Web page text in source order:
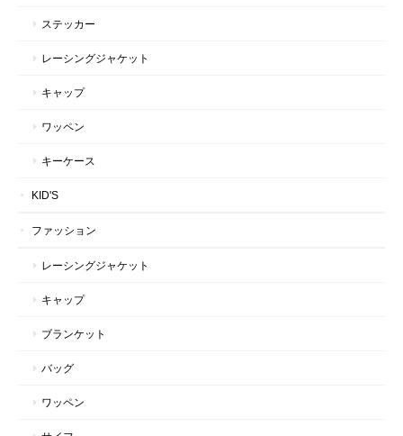
ステッカー
レーシングジャケット
キャップ
ワッペン
キーケース
KID'S
ファッション
レーシングジャケット
キャップ
ブランケット
バッグ
ワッペン